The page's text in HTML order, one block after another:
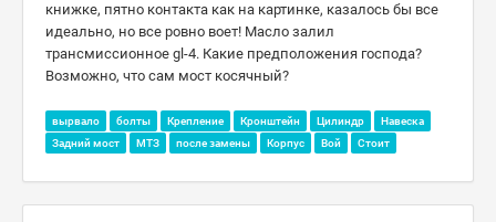
книжке, пятно контакта как на картинке, казалось бы все
идеально, но все ровно воет! Масло залил
трансмиссионное gl-4. Какие предположения господа?
Возможно, что сам мост косячный?
вырвало болты Крепление Кронштейн Цилиндр
Навеска
Задний мост
МТЗ после замены Корпус Вой Стоит